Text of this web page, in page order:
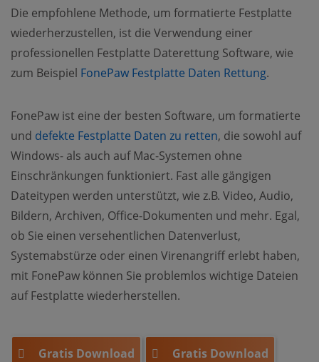
Die empfohlene Methode, um formatierte Festplatte
wiederherzustellen, ist die Verwendung einer
professionellen Festplatte Daterettung Software, wie
zum Beispiel FonePaw Festplatte Daten Rettung.
FonePaw ist eine der besten Software, um formatierte
und defekte Festplatte Daten zu retten, die sowohl auf
Windows- als auch auf Mac-Systemen ohne
Einschränkungen funktioniert. Fast alle gängigen
Dateitypen werden unterstützt, wie z.B. Video, Audio,
Bildern, Archiven, Office-Dokumenten und mehr. Egal,
ob Sie einen versehentlichen Datenverlust,
Systemabstürze oder einen Virenangriff erlebt haben,
mit FonePaw können Sie problemlos wichtige Dateien
auf Festplatte wiederherstellen.
Gratis Download Gratis Download